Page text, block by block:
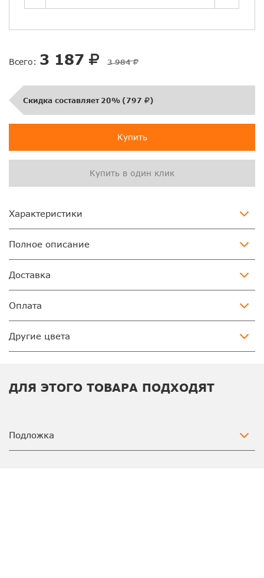
Всего: 3 187 3 984
Скидка составляет 20% (797 )
Купить
Купить в один клик
Характеристики
Полное описание
Доставка
Оплата
Другие цвета
ДЛЯ ЭТОГО ТОВАРА ПОДХОДЯТ
Подложка